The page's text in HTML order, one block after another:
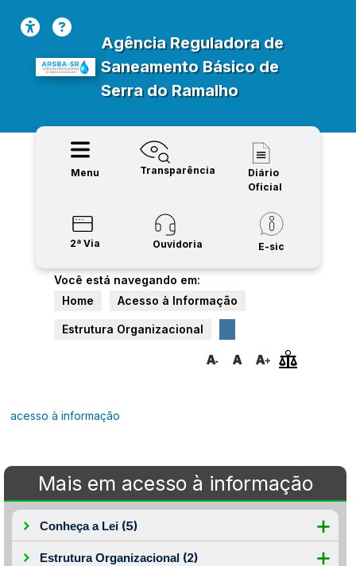
Agência Reguladora de
Saneamento Básico de
Serra do Ramalho
Menu Transparência
Diário
Oficial
2ª Via Ouvidoria E-sic
Você está navegando em:
Home
Acesso à Informação
Estrutura Organizacional
acesso à informação
Mais em acesso à informação
Conheça a Lei (5)
Estrutura Organizacional (2)